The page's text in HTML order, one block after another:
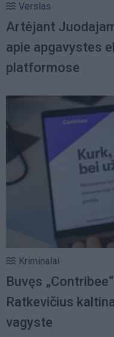
Verslas
Artėjant
apie apgavystes
platformose
Kriminalai
Buvęs
Ratkevičius
vagyste